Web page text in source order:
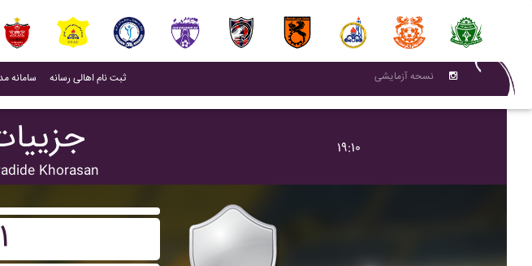
سامانه (current)
ثبت نام اهالی رسانه(current) نسحه آزمایشی
Khorasan
۱۹:۱۰